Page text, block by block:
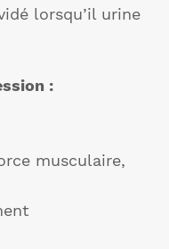
lorsqu’il urine
:
musculaire,